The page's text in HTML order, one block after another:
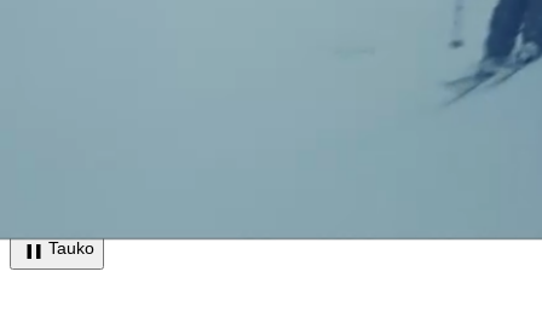
Tauko